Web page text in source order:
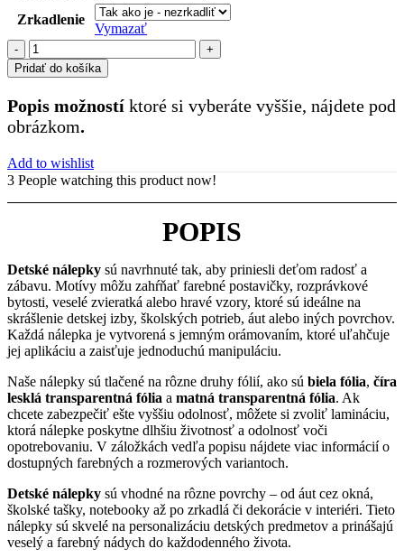
Zrkadlenie
Vymazať
množstvo
detské
(136)
Pridať do košíka
Popis možností ktoré si vyberáte vyššie, nájdete pod
obrázkom.
Add to wishlist
3 People watching this product now!
POPIS
Detské nálepky sú navrhnuté tak, aby priniesli deťom radosť a
zábavu. Motívy môžu zahŕňať farebné postavičky, rozprávkové
bytosti, veselé zvieratká alebo hravé vzory, ktoré sú ideálne na
skrášlenie detskej izby, školských potrieb, áut alebo iných povrchov.
Každá nálepka je vytvorená s jemným orámovaním, ktoré uľahčuje
jej aplikáciu a zaisťuje jednoduchú manipuláciu.
Naše nálepky sú tlačené na rôzne druhy fólií, ako sú biela fólia, číra
lesklá transparentná fólia a matná transparentná fólia. Ak
chcete zabezpečiť ešte vyššiu odolnosť, môžete si zvoliť lamináciu,
ktorá nálepke poskytne dlhšiu životnosť a odolnosť voči
opotrebovaniu. V záložkách vedľa popisu nájdete viac informácií o
dostupných farebných a rozmerových variantoch.
Detské nálepky sú vhodné na rôzne povrchy – od áut cez okná,
školské tašky, notebooky až po zrkadlá či dekorácie v interiéri. Tieto
nálepky sú skvelé na personalizáciu detských predmetov a prinášajú
veselý a farebný nádych do každodenného života.